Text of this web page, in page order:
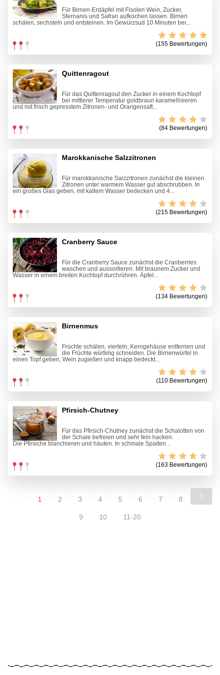
Für Birnen-Erdäpfel mit Fisolen Wein, Zucker,
Sternanis und Safran aufkochen lassen. Birnen
schälen, sechsteln und entsteinen. Im Gewürzsud 10 Minuten bei...
(155 Bewertungen)
Quittenragout
Für das Quittenragout den Zucker in einem Kochtopf
bei mittlerer Temperatur goldbraun karamellisieren
und mit frisch gepresstem Zitronen- und Orangensaft...
(84 Bewertungen)
Marokkanische Salzzitronen
Für marokkanische Salzzitronen zunächst die kleinen
Zitronen unter warmem Wasser gut abschrubben. In
ein großes Glas geben, mit kaltem Wasser bedecken und 4...
(215 Bewertungen)
Cranberry Sauce
Für die Cranberry Sauce zunächst die Cranberries
waschen und aussortieren. Mit braunem Zucker und
Wasser in einem breiten Kochtopf durchrühren. Äpfel...
(134 Bewertungen)
Birnenmus
Früchte schälen, vierteln, Kerngehäuse entfernen und
die Früchte würfelig schneiden. Die Birnenwürfel in
einen Topf geben, Wein zugie­ßen und knapp bedeckt...
(110 Bewertungen)
Pfirsich-Chutney
Für das Pfirsich-Chutney zunächst die Schalotten von
der Schale befreien und sehr fein hacken.
Die Pfirsiche blanchieren und häuten. In schmale Spalten...
(163 Bewertungen)
1 2 3 4 5 6 7 8
9 10 11-20